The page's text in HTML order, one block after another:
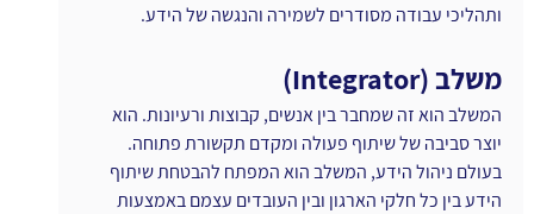
ותהליכי עבודה מסודרים לשמירה והנגשה של הידע.
משלב (Integrator)
המשלב הוא זה שמחבר בין אנשים, קבוצות ורעיונות. הוא
יוצר סביבה של שיתוף פעולה ומקדם תקשורת פתוחה.
בעולם ניהול הידע, המשלב הוא המפתח להבטחת שיתוף
הידע בין כל חלקי הארגון ובין העובדים עצמם באמצעות